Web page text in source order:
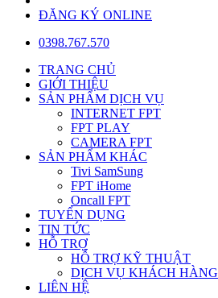
ĐĂNG KÝ ONLINE
0398.767.570
TRANG CHỦ
GIỚI THIỆU
SẢN PHẨM DỊCH VỤ
INTERNET FPT
FPT PLAY
CAMERA FPT
SẢN PHẨM KHÁC
Tivi SamSung
FPT iHome
Oncall FPT
TUYỂN DỤNG
TIN TỨC
HỖ TRỢ
HỖ TRỢ KỸ THUẬT
DỊCH VỤ KHÁCH HÀNG
LIÊN HỆ